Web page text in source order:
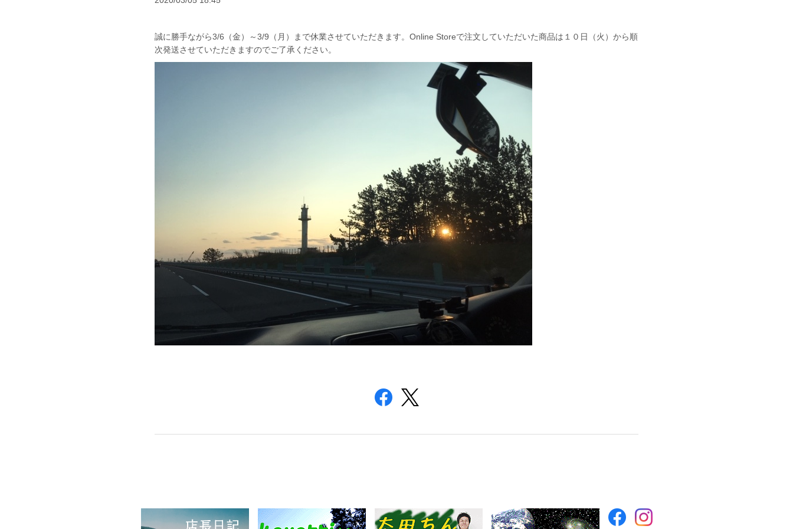
誠に勝手ながら3/6（金）～3/9（月）まで休業させていただきます。Online Storeで注文していただいた商品は１０日（火）から順
次発送させていただきますのでご了承ください。